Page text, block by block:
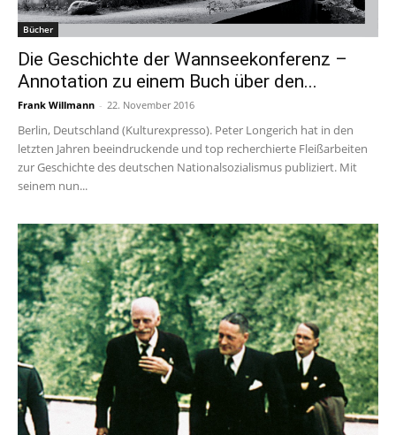
Bücher
Die Geschichte der Wannseekonferenz –
Annotation zu einem Buch über den...
Frank Willmann - 22. November 2016
Berlin, Deutschland (Kulturexpresso). Peter Longerich hat in den
letzten Jahren beeindruckende und top recherchierte Fleißarbeiten
zur Geschichte des deutschen Nationalsozialismus publiziert. Mit
seinem nun...